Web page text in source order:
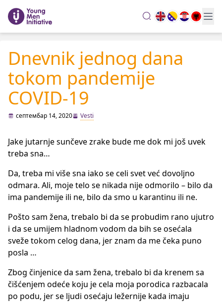
search
Dnevnik jednog dana
tokom pandemije
COVID-19
септембар 14, 2020 Vesti
Jake jutarnje sunčeve zrake bude me dok mi još uvek
treba sna…
Da, treba mi više sna iako se celi svet već dovoljno
odmara. Ali, moje telo se nikada nije odmorilo – bilo da
ima pandemije ili ne, bilo da smo u karantinu ili ne.
Pošto sam žena, trebalo bi da se probudim rano ujutro
i da se umijem hladnom vodom da bih se osećala
sveže tokom celog dana, jer znam da me čeka puno
posla …
Zbog činjenice da sam žena, trebalo bi da krenem sa
čišćenjem odeće koju je cela moja porodica razbacala
po podu, jer se ljudi osećaju ležernije kada imaju